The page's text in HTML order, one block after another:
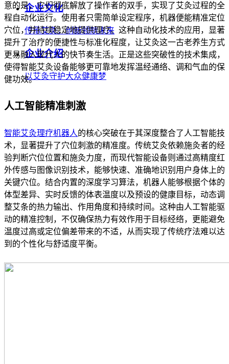
企业文化
传承艾灸，创新领航未来
企业介绍
以艾灸守护大众健康梦
意的是，它们彻底解放了操作者的双手，实现了艾灸过程的全
程自动化运行。使用者只需简单设定程序，机器便能精准定位
穴位，并持续稳定地提供理疗。这种自动化技术的应用，显著
提升了治疗的便捷性与标准化程度，让艾灸这一古老养生方式
更易融入现代人的快节奏生活。正是这些突破性的技术集成，
使得智能艾灸设备能够更可靠地发挥温经通络、调和气血的保
健功效。
人工智能精准刺激
智能艾灸理疗机器人的核心突破在于其深度整合了人工智能技
术，显著提升了穴位刺激的精准度。传统艾灸依赖施灸者的经
验判断穴位位置和施灸力度，而现代智能设备则通过高精度红
外传感与图像识别技术，能够快速、准确地识别用户身体上的
关键穴位。结合内置的深度学习算法，机器人能够根据个体的
体型差异、实时反馈的体表温度以及预设的健康目标，动态调
整艾条的热力输出、作用角度和持续时间。这种由人工智能驱
动的精准控制，不仅确保热力有效作用于目标经络，更能避免
温度过高或定位偏差带来的不适，从而实现了传统疗法难以达
到的个性化与舒适度平衡。